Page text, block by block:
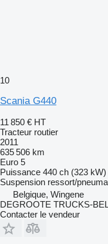
10
Scania G440
11 850 € HT
Tracteur routier
2011
635 506 km
Euro 5
Puissance 440 ch (323 kW)
Suspension ressort/
Belgique, Wingene
DEGROOTE TRUCKS-
Contacter le vendeur